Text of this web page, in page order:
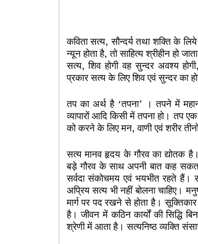
कविता सत्य, सौन्दर्य तथा शक्ति के
न्यून होता है, तो साहित्य श्रीहीन हो
सत्य, शिव होगी वह सुन्दर अवश्य
प्रकार सत्य के लिए शिव एवं सुन्दर का
तप का अर्थ है ‘तपना’ । तपने में
व्यापारों आदि किसी में तपना हो। तप
को करने के लिए मन, वाणी एवं शरीर
सत्य मानव हृदय के गौरव का द्योतक
बड़े गौरव के साथ अपनी बात कह
सर्वदा संकोचमय एवं भयभीत रहते हैं।
अप्रिय सत्य भी नहीं बोलना चाहिए।
मार्ग पर पद रखने से होता है।
है। जीवन में कठिन कार्यों की सिद्धि
श्रेणी में आता है। सत्यनिष्ठ व्यक्ति